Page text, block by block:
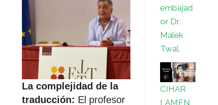
La complejidad de la
traducción: El profesor
embajad
or Dr.
Malek
Twal.
CIHAR
LAMEN